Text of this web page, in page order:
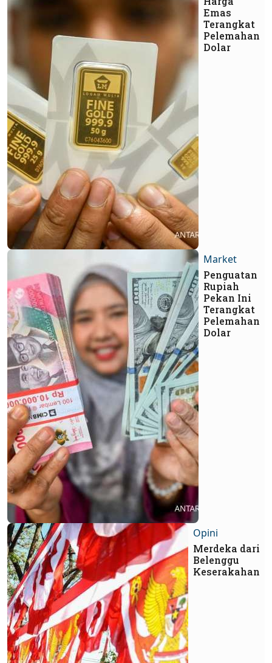
Emas
Terangkat
Pelemahan
Dolar
Market
Penguatan
Rupiah
Pekan Ini
Terangkat
Pelemahan
Dolar
Opini
Merdeka dari
Belenggu
Keserakahan